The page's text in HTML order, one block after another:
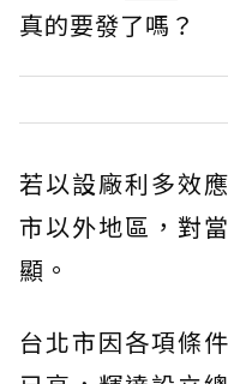
真的要發了嗎？
若以設廠利多效
市以外地區，對
顯。
台北市因各項條